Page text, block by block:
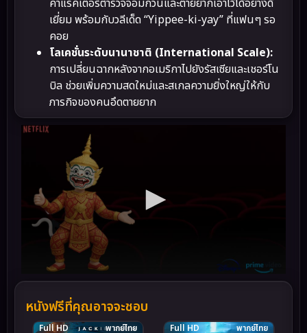
คาแรคเตอร์ตำรวจจอมกวนและตายยากเอาไว้ได้อย่างดี
เยี่ยม พร้อมกับวลีเด็ด “Yippee-ki-yay” ที่แฟนๆ รอ
คอย
โลเคชั่นระดับนานาชาติ (International Scale):
การเปลี่ยนฉากหลังจากอเมริกาไปยังรัสเซียและเชอร์โน
บิล ช่วยเพิ่มความสดใหม่และสเกลความยิ่งใหญ่ให้กับ
ภารกิจของคนอึดตายยาก
หนังฟรีที่คุณอาจจะชอบ
Full HD พากย์ไทย Full HD พากย์ไทย